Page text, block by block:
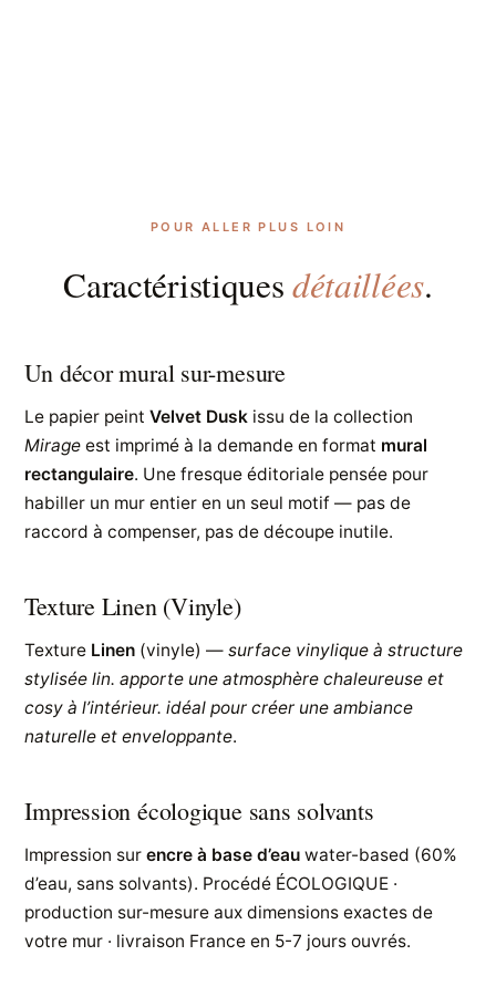
POUR ALLER PLUS LOIN
Caractéristiquesdétaillées.
Un décor mural sur-mesure
Le papier peintVelvet Dusk issu de la collection
Mirage est imprimé à la demande en format mural
rectangulaire. Une fresque éditoriale pensée pour
habiller un mur entier en un seul motif — pas de
raccord à compenser, pas de découpe inutile.
Texture Linen (Vinyle)
Texture Linen (vinyle) —surface vinylique à structure
stylisée lin. apporte une atmosphère chaleureuse et
cosy à l’intérieur. idéal pour créer une ambiance
naturelle et enveloppante.
Impression écologique sans solvants
Impression surencre à base d’eau water-based (60%
d’eau, sans solvants). Procédé ÉCOLOGIQUE ·
production sur-mesure aux dimensions exactes de
votre mur · livraison France en 5-7 jours ouvrés.